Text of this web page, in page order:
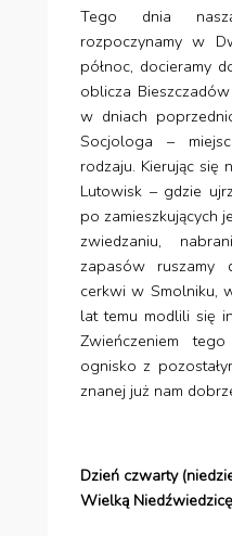
Tego dnia
rozpoczynamy w
północ, docieramy
oblicza
w dniach
Socjologa –
rodzaju. Kierując się
Lutowisk – gdzie
po zamieszkujących
zwiedzaniu,
zapasów ruszamy
cerkwi w Smolniku,
lat temu modlili się
Zwieńczeniem
ognisko z
znanej już nam
Dzień czwarty
Wielką Niedźwiedzicę